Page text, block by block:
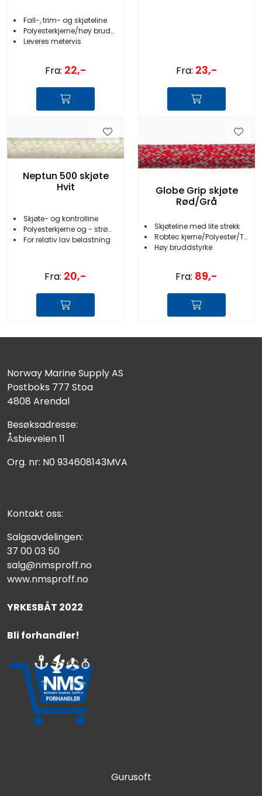
Fall-, trim- og skjøteline
Polyesterkjerne/høy bruddstyrke
Leveres metervis
Fra: 22,- Fra: 23,-
Neptun 500 skjøte
Hvit
Skjøte- og kontrolline
Polyesterkjerne og - strømpe
For relativ lav belastning
Fra: 20,-
Globe Grip skjøte
Rød/Grå
Skjøteline med lite strekk
Robtec kjerne/Polyester/Taslan-strømpe
Høy bruddstyrke
Fra: 89,-
Norway Marine Supply AS
Postboks 777 Stoa
4808 Arendal
Besøksadresse:
Åsbieveien 11
Org. nr: N0 934608143MVA
Kontakt oss:
Salgsavdelingen:
37 00 03 50
salg@nmsproff.no
www.nmsproff.no
YRKESBÅT 2022
Bli forhandler!
Gurusoft